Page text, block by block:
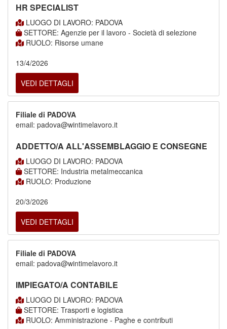
HR SPECIALIST
LUOGO DI LAVORO: PADOVA
SETTORE: Agenzie per il lavoro - Società di selezione
RUOLO: Risorse umane
13/4/2026
VEDI DETTAGLI
Filiale di PADOVA
email: padova@wintimelavoro.it
ADDETTO/A ALL'ASSEMBLAGGIO E CONSEGNE
LUOGO DI LAVORO: PADOVA
SETTORE: Industria metalmeccanica
RUOLO: Produzione
20/3/2026
VEDI DETTAGLI
Filiale di PADOVA
email: padova@wintimelavoro.it
IMPIEGATO/A CONTABILE
LUOGO DI LAVORO: PADOVA
SETTORE: Trasporti e logistica
RUOLO: Amministrazione - Paghe e contributi